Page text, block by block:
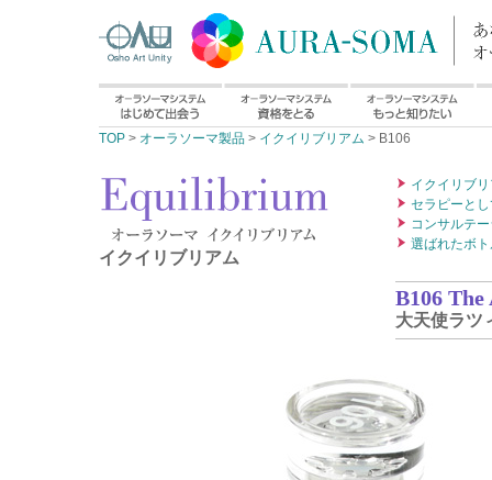
TOP > オーラソーマ製品 > イクイリブリアム > B106
イクイリブリアム
イクイリブ
セラピーと
コンサルテ
選ばれたボ
B106
大天使ラツ